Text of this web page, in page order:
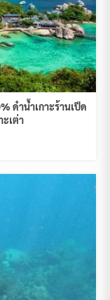
ดำน้ำเกาะร้านเป็ด
เต่า